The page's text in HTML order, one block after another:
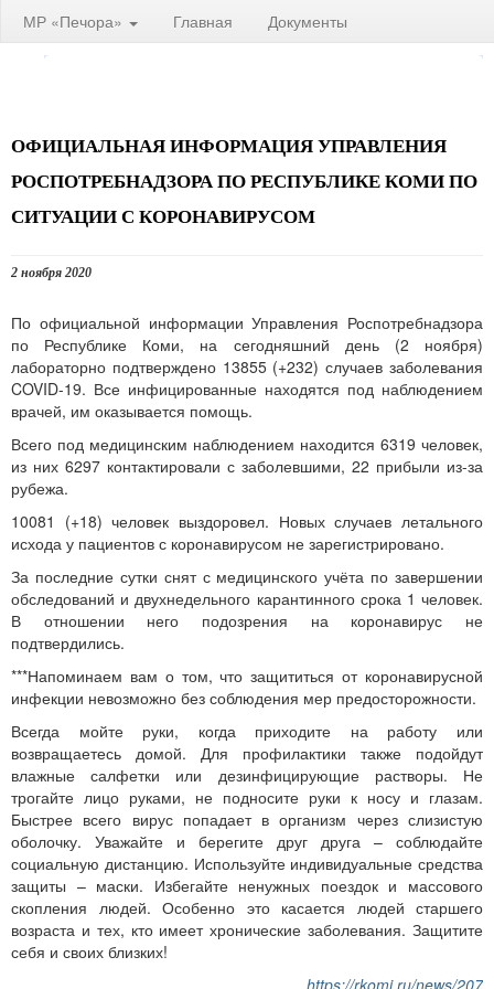
МР «Печора» Главная Документы
ОФИЦИАЛЬНАЯ ИНФОРМАЦИЯ УПРАВЛЕНИЯ
РОСПОТРЕБНАДЗОРА ПО РЕСПУБЛИКЕ КОМИ ПО
СИТУАЦИИ С КОРОНАВИРУСОМ
2 ноября 2020
По официальной информации Управления Роспотребнадзора
по Республике Коми, на сегодняшний день (2 ноября)
лабораторно подтверждено 13855 (+232) случаев заболевания
COVID-19. Все инфицированные находятся под наблюдением
врачей, им оказывается помощь.
Всего под медицинским наблюдением находится 6319 человек,
из них 6297 контактировали с заболевшими, 22 прибыли из-за
рубежа.
10081 (+18) человек выздоровел. Новых случаев летального
исхода у пациентов с коронавирусом не зарегистрировано.
За последние сутки снят с медицинского учёта по завершении
обследований и двухнедельного карантинного срока 1 человек.
В отношении него подозрения на коронавирус не
подтвердились.
***Напоминаем вам о том, что защититься от коронавирусной
инфекции невозможно без соблюдения мер предосторожности.
Всегда мойте руки, когда приходите на работу или
возвращаетесь домой. Для профилактики также подойдут
влажные салфетки или дезинфицирующие растворы. Не
трогайте лицо руками, не подносите руки к носу и глазам.
Быстрее всего вирус попадает в организм через слизистую
оболочку. Уважайте и берегите друг друга – соблюдайте
социальную дистанцию. Используйте индивидуальные средства
защиты – маски. Избегайте ненужных поездок и массового
скопления людей. Особенно это касается людей старшего
возраста и тех, кто имеет хронические заболевания. Защитите
себя и своих близких!
https://rkomi.ru/news/207